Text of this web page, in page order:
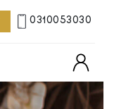
0310053030